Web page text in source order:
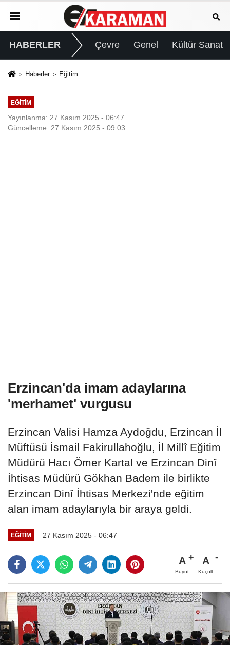
HABERLER Çevre Genel Kültür Sanat
Haberler Eğitim
EĞITIM
Yayınlanma: 27 Kasım 2025 - 06:47
Güncelleme: 27 Kasım 2025 - 09:03
Erzincan'da imam adaylarına
'merhamet' vurgusu
Erzincan Valisi Hamza Aydoğdu, Erzincan İl
Müftüsü İsmail Fakirullahoğlu, İl Millî Eğitim
Müdürü Hacı Ömer Kartal ve Erzincan Dinî
İhtisas Müdürü Gökhan Badem ile birlikte
Erzincan Dinî İhtisas Merkezi'nde eğitim
alan imam adaylarıyla bir araya geldi.
EĞITIM 27 Kasım 2025 - 06:47
A
Büyüt
A
Küçült